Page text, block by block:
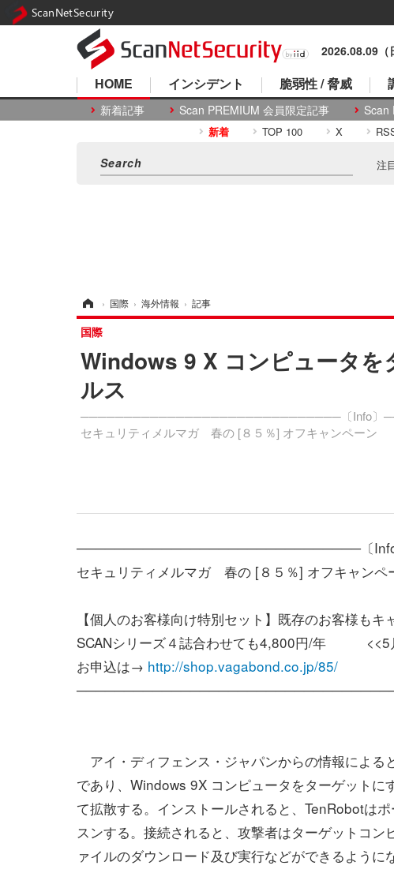
2026.08.09（
HOME
新着記事 Scan PREMIUM 会員限定記事 Scan
インシデント 脆弱性 / 脅威
新着 TOP 100 X
注
› 国際 › 海外情報 › 記事
Windows 9 X コンピュータを
ルス
──────────────────────────────〔Info〕
セキュリティメルマガ 春の [８５％] オフキャンペーン
国際
──────────────────────────────〔
セキュリティメルマガ 春の [８５％] オフキャンペ
【個人のお客様向け特別セット】既存のお客様もキ
SCANシリーズ４誌合わせても4,800円/年 <<5
お申込は→ http://shop.vagabond.co.jp/85/
アイ・ディフェンス・ジャパンからの情報による
であり、Windows 9X コンピュータをターゲット
て拡散する。インストールされると、TenRobotは
スンする。接続されると、攻撃者はターゲットコ
ァイルのダウンロード及び実行などができるように
ScanNetSecurity